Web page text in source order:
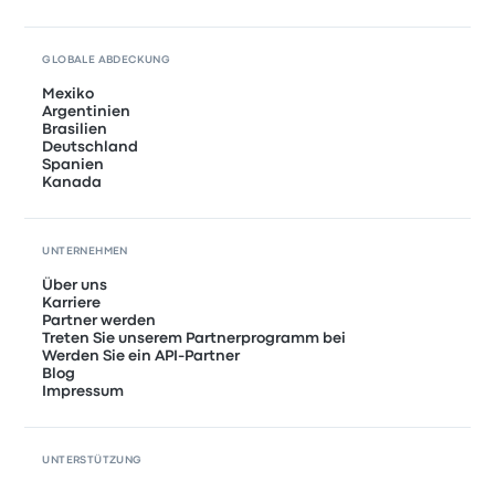
GLOBALE ABDECKUNG
Mexiko
Argentinien
Brasilien
Deutschland
Spanien
Kanada
UNTERNEHMEN
Über uns
Karriere
Partner werden
Treten Sie unserem Partnerprogramm bei
Werden Sie ein API-Partner
Blog
Impressum
UNTERSTÜTZUNG